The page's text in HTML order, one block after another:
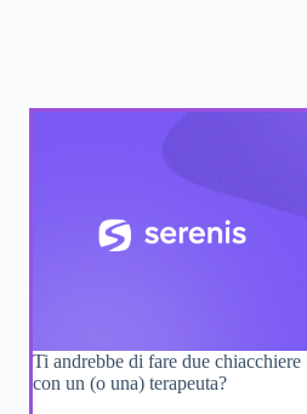
Ti andrebbe di fare due chiacchiere
con un (o una) terapeuta?